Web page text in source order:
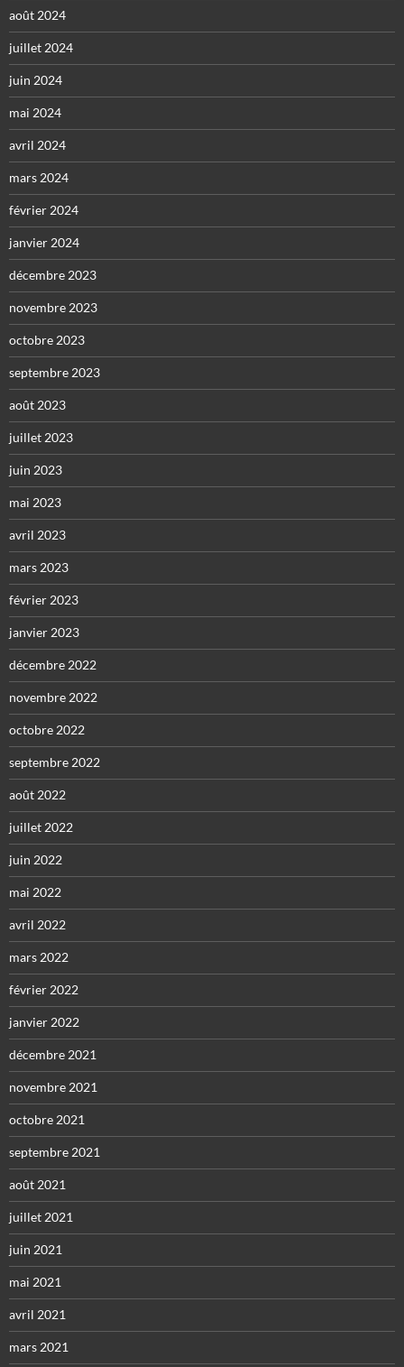
août 2024
juillet 2024
juin 2024
mai 2024
avril 2024
mars 2024
février 2024
janvier 2024
décembre 2023
novembre 2023
octobre 2023
septembre 2023
août 2023
juillet 2023
juin 2023
mai 2023
avril 2023
mars 2023
février 2023
janvier 2023
décembre 2022
novembre 2022
octobre 2022
septembre 2022
août 2022
juillet 2022
juin 2022
mai 2022
avril 2022
mars 2022
février 2022
janvier 2022
décembre 2021
novembre 2021
octobre 2021
septembre 2021
août 2021
juillet 2021
juin 2021
mai 2021
avril 2021
mars 2021